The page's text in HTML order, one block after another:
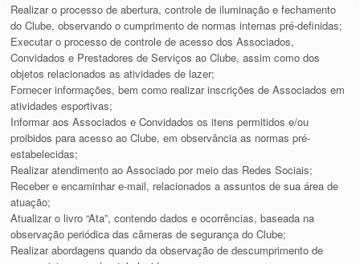
Realizar o processo de abertura, controle de iluminação e fechamento
do Clube, observando o cumprimento de normas internas pré-definidas;
Executar o processo de controle de acesso dos Associados,
Convidados e Prestadores de Serviços ao Clube, assim como dos
objetos relacionados as atividades de lazer;
Fornecer informações, bem como realizar inscrições de Associados em
atividades esportivas;
Informar aos Associados e Convidados os itens permitidos e/ou
proibidos para acesso ao Clube, em observância as normas pré-
estabelecidas;
Realizar atendimento ao Associado por meio das Redes Sociais;
Receber e encaminhar e-mail, relacionados a assuntos de sua área de
atuação;
Atualizar o livro “Ata”, contendo dados e ocorrências, baseada na
observação periódica das câmeras de segurança do Clube;
Realizar abordagens quando da observação de descumprimento de